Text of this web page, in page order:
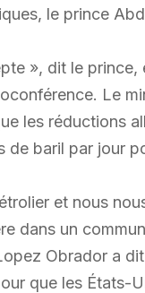
le prince
», dit le
Le
les réductions
baril par jour
et nous
dans un
Obrador a
que les États-